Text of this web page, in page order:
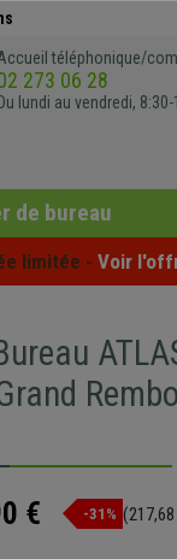
téléphonique/
273 06 28
Du lundi au vendredi,
de bureau
limitée - Voir
€ -31%